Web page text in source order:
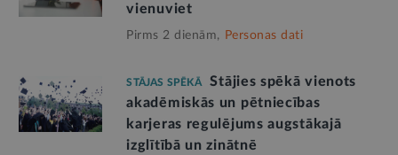
vienuviet
Pirms 2 dienām, Personas dati
STĀJAS SPĒKĀ
Stājies spēkā vienots
akadēmiskās un pētniecības
karjeras regulējums augstākajā
izglītībā un zinātnē